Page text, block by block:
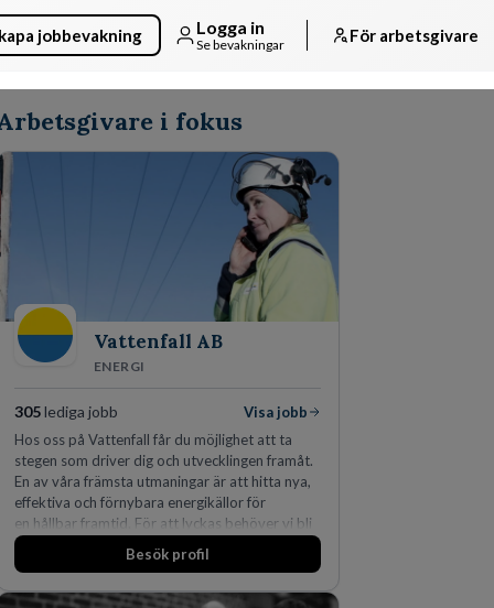
jobbevakning Logga in
Se bevakningar För arbetsgivare
i fokus
Vattenfall AB
ENERGI
305lediga jobb
Visa jobb
Hos oss på Vattenfall får du möjlighet att ta
stegen som driver dig och utvecklingen framåt.
En av våra främsta utmaningar är att hitta nya,
effektiva och förnybara energikällor för
en hållbar framtid. För att lyckas behöver vi bli
fler medarbetare som vill göra skillnad.
Besök profil